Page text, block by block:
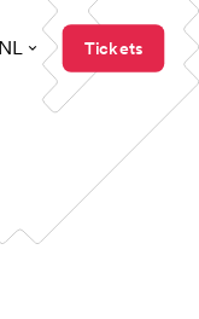
NL Tickets